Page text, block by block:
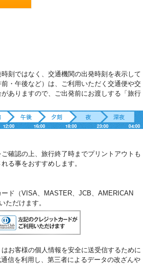
刻ではなく、交通機関の出発時刻を表示して
・午後など）は、ご利用いただく交通便や交
ありますので、ご出発前にお渡しする「旅行
確認の上、旅行終了時までプリントアウトも
る事をおすすめします。
ド（VISA、MASTER、JCB、AMERICAN
ただけます。
はお客様の個人情報を安全に送受信するために
信を利用し、第三者によるデータの改ざんや